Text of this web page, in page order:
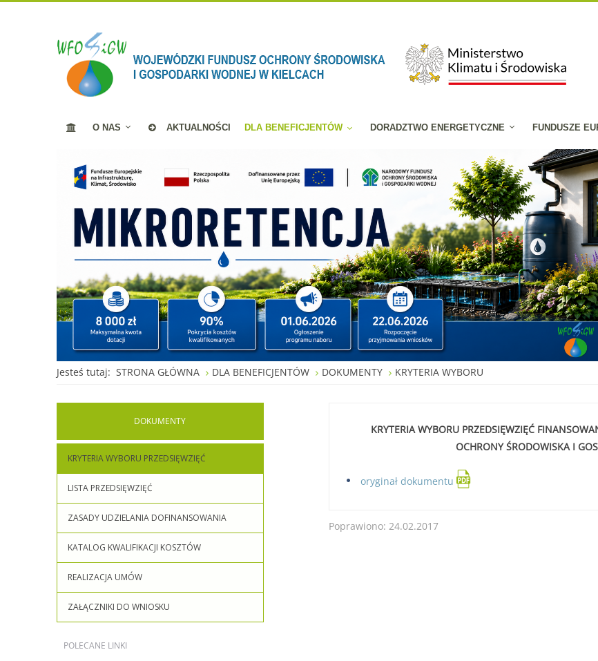
O NAS AKTUALNOŚCI DLA BENEFICJENTÓW DORADZTWO ENERGETYCZNE FUNDUSZE
Jesteś tutaj: STRONA GŁÓWNA DLA BENEFICJENTÓW DOKUMENTY KRYTERIA WYBORU
KRYTERIA WYBORU PRZEDSIĘWZIĘĆ
OCHRONY ŚRODOWISKA I
oryginał dokumentu
Poprawiono: 24.02.2017
DOKUMENTY
KRYTERIA WYBORU PRZEDSIĘWZIĘĆ
LISTA PRZEDSIĘWZIĘĆ
ZASADY UDZIELANIA DOFINANSOWANIA
KATALOG KWALIFIKACJI KOSZTÓW
REALIZACJA UMÓW
ZAŁĄCZNIKI DO WNIOSKU
POLECANE LINKI